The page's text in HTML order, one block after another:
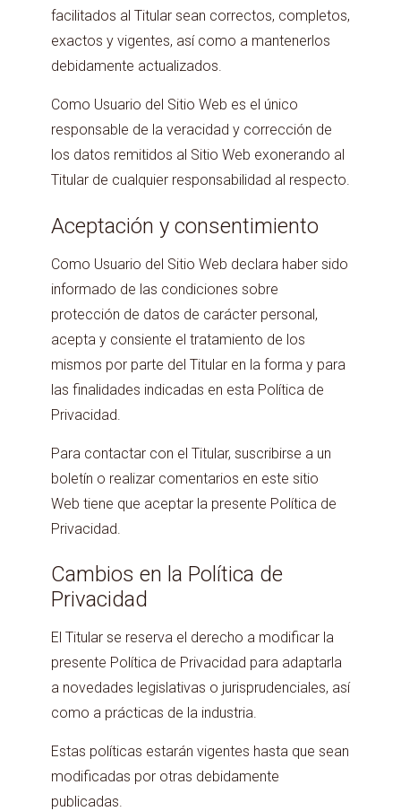
facilitados al Titular sean correctos, completos,
exactos y vigentes, así como a mantenerlos
debidamente actualizados.
Como Usuario del Sitio Web es el único
responsable de la veracidad y corrección de
los datos remitidos al Sitio Web exonerando al
Titular de cualquier responsabilidad al respecto.
Aceptación y consentimiento
Como Usuario del Sitio Web declara haber sido
informado de las condiciones sobre
protección de datos de carácter personal,
acepta y consiente el tratamiento de los
mismos por parte del Titular en la forma y para
las finalidades indicadas en esta Política de
Privacidad.
Para contactar con el Titular, suscribirse a un
boletín o realizar comentarios en este sitio
Web tiene que aceptar la presente Política de
Privacidad.
Cambios en la Política de
Privacidad
El Titular se reserva el derecho a modificar la
presente Política de Privacidad para adaptarla
a novedades legislativas o jurisprudenciales, así
como a prácticas de la industria.
Estas políticas estarán vigentes hasta que sean
modificadas por otras debidamente
publicadas.